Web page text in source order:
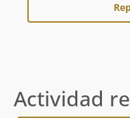
Actividad